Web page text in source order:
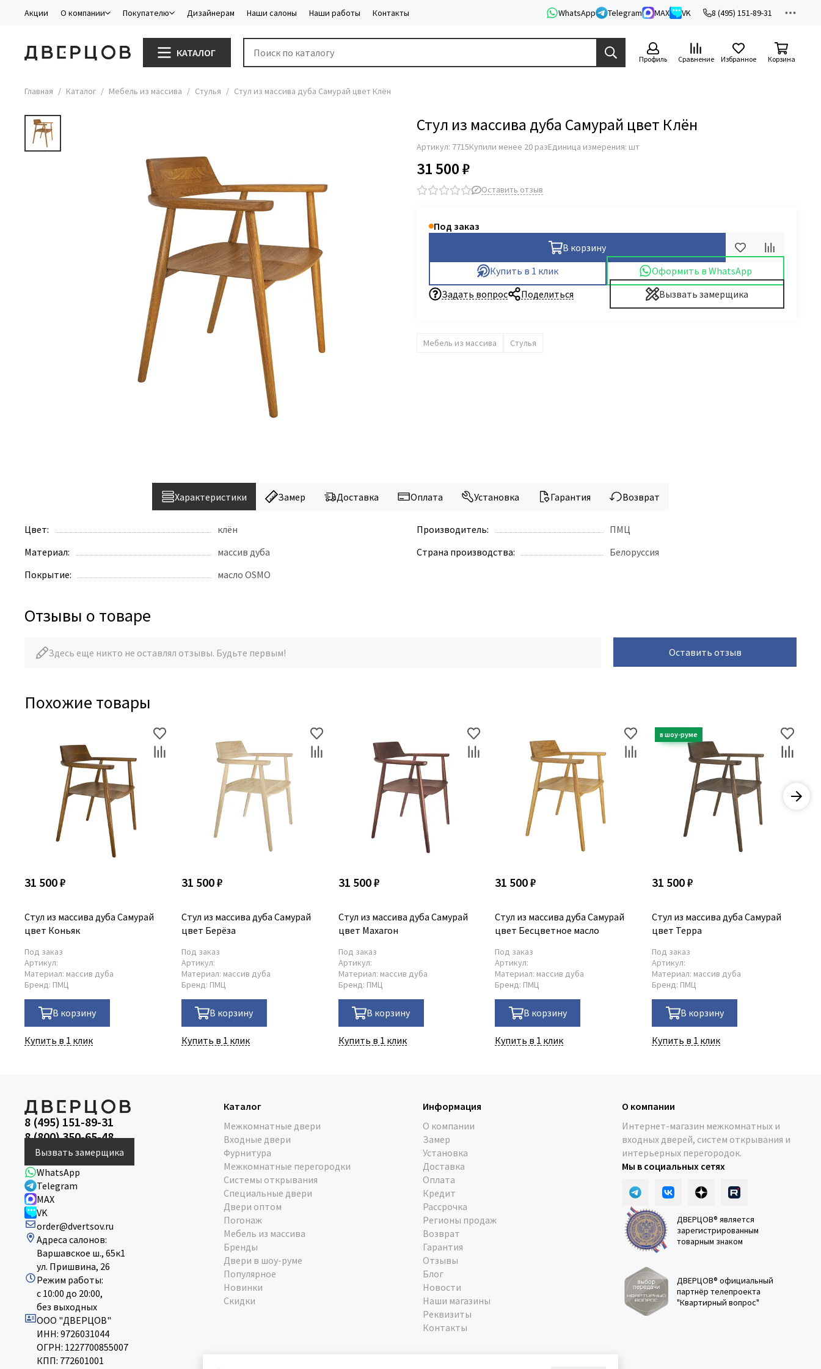
Акции О компании Покупателю Дизайнерам Наши салоны Наши работы Контакты WhatsApp Telegram MAX VK 8 (495) 151-89-31
КАТАЛОГ
Профиль Сравнение Избранное Корзина
Главная Каталог Мебель из массива Стулья Стул из массива дуба Самурай цвет Клён
Стул из массива дуба Самурай цвет Клён
Артикул: 7715Купили менее 20 разЕдиница измерения: шт
31 500 ₽
Оставить отзыв
Под заказ
В корзину
Купить в 1 клик
Оформить в WhatsApp
Вызвать замерщика
Задать вопрос Поделиться
Мебель из массива Стулья
Характеристики Замер Доставка Оплата Установка Гарантия Возврат
Цвет:
клён
Материал:
массив дуба
Покрытие:
масло OSMO
Производитель:
ПМЦ
Страна производства:
Белоруссия
Отзывы о товаре
Здесь еще никто не оставлял отзывы. Будьте первым! Оставить отзыв
Похожие товары
31 500 ₽
Стул из массива дуба Самурай
цвет Коньяк
Под заказ
Артикул:
Материал: массив дуба
Бренд: ПМЦ
В корзину
Купить в 1 клик
31 500 ₽
Стул из массива дуба Самурай
цвет Берёза
Под заказ
Артикул:
Материал: массив дуба
Бренд: ПМЦ
В корзину
Купить в 1 клик
31 500 ₽
Стул из массива дуба Самурай
цвет Махагон
Под заказ
Артикул:
Материал: массив дуба
Бренд: ПМЦ
В корзину
Купить в 1 клик
31 500 ₽
Стул из массива дуба Самурай
цвет Бесцветное масло
Под заказ
Артикул:
Материал: массив дуба
Бренд: ПМЦ
В корзину
Купить в 1 клик
31 500 ₽
Стул из массива дуба Самурай
цвет Терра
Под заказ
Артикул:
Материал: массив дуба
Бренд: ПМЦ
В корзину
Купить в 1 клик
8 (495) 151-89-31
8 (800) 350-65-48
Вызвать замерщика
WhatsApp
Telegram
MAX
VK
order@dvertsov.ru
Адреса салонов:
Варшавское ш., 65к1
ул. Пришвина, 26
Режим работы:
с 10:00 до 20:00,
без выходных
ООО "ДВЕРЦОВ"
ИНН: 9726031044
ОГРН: 1227700855007
КПП: 772601001
Каталог
Межкомнатные двери
Входные двери
Фурнитура
Межкомнатные перегородки
Системы открывания
Специальные двери
Двери оптом
Погонаж
Мебель из массива
Бренды
Двери в шоу-руме
Популярное
Новинки
Скидки
Информация
О компании
Замер
Установка
Доставка
Оплата
Кредит
Рассрочка
Регионы продаж
Возврат
Гарантия
Отзывы
Блог
Новости
Наши магазины
Реквизиты
Контакты
О компании
Интернет-магазин межкомнатных и
входных дверей, систем открывания и
интерьерных перегородок.
Мы в социальных сетях
ДВЕРЦОВ® является
зарегистрированным
товарным знаком
ДВЕРЦОВ® официальный
партнёр телепроекта
"Квартирный вопрос"